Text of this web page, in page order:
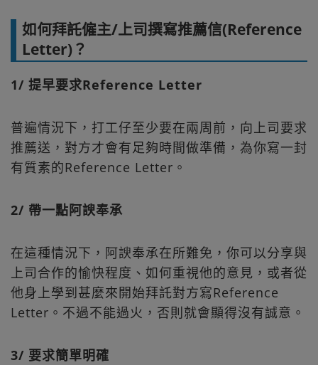
如何拜託僱主/上司撰寫推薦信(Reference
Letter)？
1/ 提早要求Reference Letter
普遍情況下，打工仔至少要在兩周前，向上司要求
推薦送，對方才會有足夠時間做準備，為你寫一封
有質素的Reference Letter。
2/ 帶一點阿諛奉承
在這種情況下，阿諛奉承在所難免，你可以分享與
上司合作的愉快程度、如何重視他的意見，或者從
他身上學到甚麼來開始拜託對方寫Reference
Letter。不過不能過火，否則就會顯得沒有誠意。
3/ 要求簡單明確